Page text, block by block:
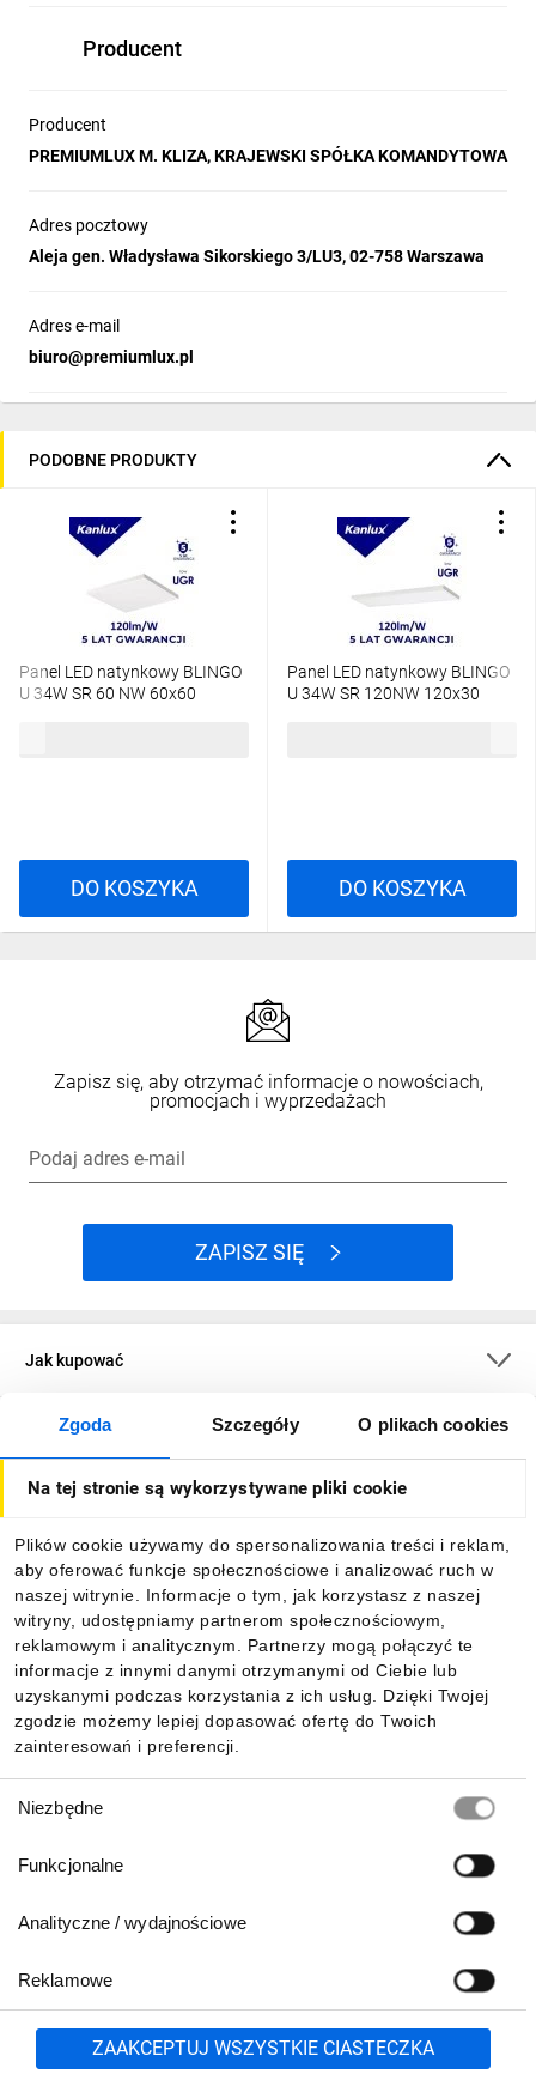
Zgoda Szczegóły O plikach cookies
Na tej stronie są wykorzystywane pliki cookie
Plików cookie używamy do spersonalizowania treści i reklam,
aby oferować funkcje społecznościowe i analizować ruch w
naszej witrynie. Informacje o tym, jak korzystasz z naszej
witryny, udostępniamy partnerom społecznościowym,
reklamowym i analitycznym. Partnerzy mogą połączyć te
informacje z innymi danymi otrzymanymi od Ciebie lub
uzyskanymi podczas korzystania z ich usług. Dzięki Twojej
zgodzie możemy lepiej dopasować ofertę do Twoich
zainteresowań i preferencji.
zgody
Niezbędne
Funkcjonalne
Analityczne / wydajnościowe
Reklamowe
ZAAKCEPTUJ WSZYSTKIE CIASTECZKA
Producent
Producent
PREMIUMLUX M. KLIZA, KRAJEWSKI SPÓŁKA KOMANDYTOWA
Adres pocztowy
Aleja gen. Władysława Sikorskiego 3/LU3, 02-758 Warszawa
Adres e-mail
biuro@premiumlux.pl
PODOBNE PRODUKTY
Panel LED natynkowy BLINGO
U 34W SR 60 NW 60x60
DO KOSZYKA
Panel LED natynkowy BLINGO
U 34W SR 120NW 120x30
DO KOSZYKA
Zapisz się, aby otrzymać informacje o nowościach,
promocjach i wyprzedażach
Podaj adres e-mail
ZAPISZ SIĘ
Jak kupować
O firmie
Informacje
Pobierz naszą aplikację mobilną:
801 500 700 lub
71 37 61 600